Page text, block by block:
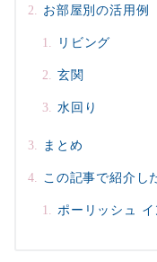
お部屋別の活用例
リビング
玄関
水回り
まとめ
この記事で紹介し
ポーリッシュ